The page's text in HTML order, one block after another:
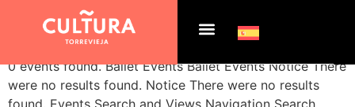
Archives: Events
0 events found. Ballet Events Ballet Events Notice There
were no results found. Notice There were no results
found. Events Search and Views Navigation Search